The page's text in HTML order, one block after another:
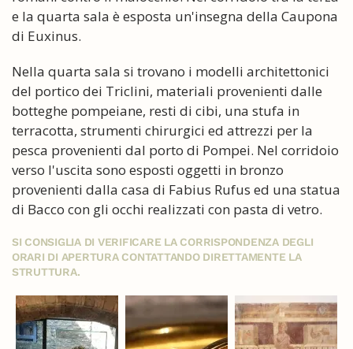
e la quarta sala è esposta un'insegna della Caupona
di Euxinus.
Nella quarta sala si trovano i modelli architettonici
del portico dei Triclini, materiali provenienti dalle
botteghe pompeiane, resti di cibi, una stufa in
terracotta, strumenti chirurgici ed attrezzi per la
pesca provenienti dal porto di Pompei. Nel corridoio
verso l'uscita sono esposti oggetti in bronzo
provenienti dalla casa di Fabius Rufus ed una statua
di Bacco con gli occhi realizzati con pasta di vetro.
SI CONSIGLIA DI VERIFICARE LA CORRISPONDENZA DEGLI
ORARI DI APERTURA CONTATTANDO DIRETTAMENTE LA
STRUTTURA.